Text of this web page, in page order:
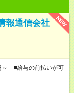
NEW
報通信会社
～ ■給与の前払いが可